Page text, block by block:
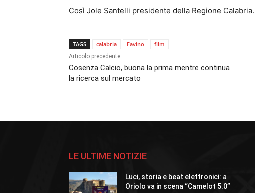
Così Jole Santelli presidente della Regione Calabria.
TAGS calabria Favino film
Articolo precedente
Cosenza Calcio, buona la prima mentre continua
la ricerca sul mercato
LE ULTIME NOTIZIE
Luci, storia e beat elettronici: a
Oriolo va in scena “Camelot 5.0”